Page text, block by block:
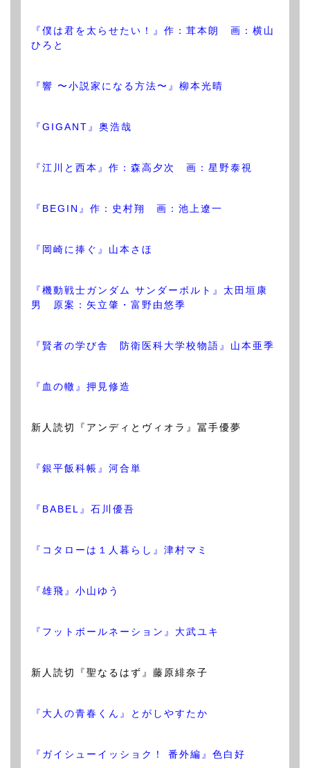
『僕は君を太らせたい！』作：茸本朗 画：横山
ひろと
『響 〜小説家になる方法〜』柳本光晴
『GIGANT』奥浩哉
『江川と西本』作：森高夕次 画：星野泰視
『BEGIN』作：史村翔 画：池上遼一
『岡崎に捧ぐ』山本さほ
『機動戦士ガンダム サンダーボルト』太田垣康
男 原案：矢立肇・富野由悠季
『賢者の学び舎 防衛医科大学校物語』山本亜季
『血の轍』押見修造
新人読切『アンディとヴィオラ』冨手優夢
『銀平飯科帳』河合単
『BABEL』石川優吾
『コタローは１人暮らし』津村マミ
『雄飛』小山ゆう
『フットボールネーション』大武ユキ
新人読切『聖なるはず』藤原緋奈子
『大人の青春くん』とがしやすたか
『ガイシューイッショク！ 番外編』色白好